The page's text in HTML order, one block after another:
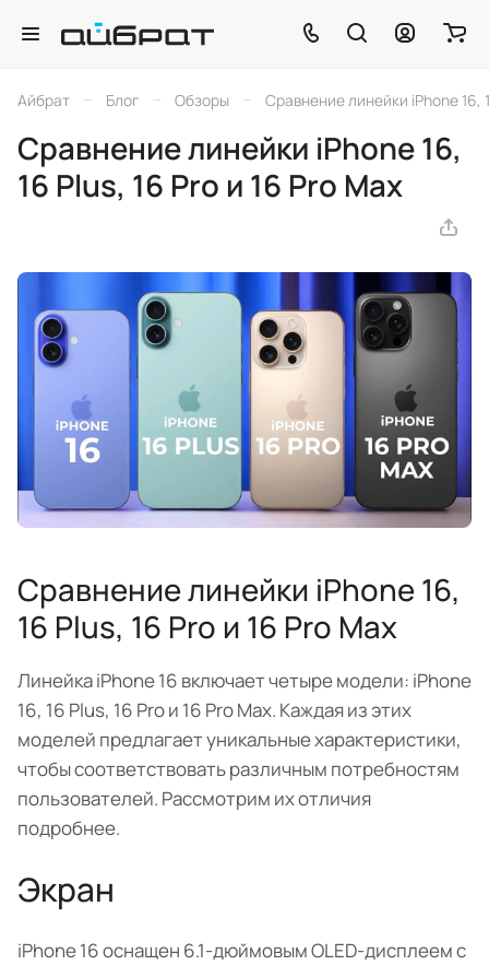
Айбрат – Блог – Обзоры – Сравнение линейки iPhone 16,
Сравнение линейки iPhone 16,
16 Plus, 16 Pro и 16 Pro Max
Сравнение линейки iPhone 16,
16 Plus, 16 Pro и 16 Pro Max
Линейка iPhone 16 включает четыре модели: iPhone
16, 16 Plus, 16 Pro и 16 Pro Max. Каждая из этих
моделей предлагает уникальные характеристики,
чтобы соответствовать различным потребностям
пользователей. Рассмотрим их отличия
подробнее.
Экран
iPhone 16 оснащен 6.1-дюймовым OLED-дисплеем с